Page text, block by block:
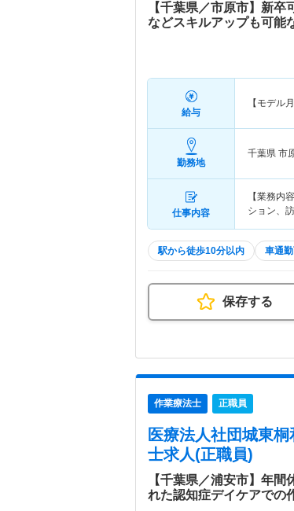
【千葉県／市原市】新
などスキルアップも可能
給与
【モデル
勤務地
千葉県 市
仕事内容
【業務内
ション、
駅から徒歩10分以内 車通
保存する
作業療法士 正職員
医療法人社団城東
士求人(正職員)
【千葉県／浦安市】年
れた認知症デイケアでの